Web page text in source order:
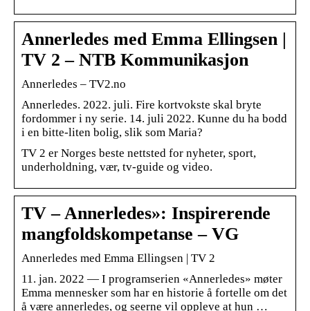
Annerledes med Emma Ellingsen |
TV 2 – NTB Kommunikasjon
Annerledes – TV2.no
Annerledes. 2022. juli. Fire kortvokste skal bryte
fordommer i ny serie. 14. juli 2022. Kunne du ha bodd
i en bitte-liten bolig, slik som Maria?
TV 2 er Norges beste nettsted for nyheter, sport,
underholdning, vær, tv-guide og video.
TV – Annerledes»: Inspirerende
mangfoldskompetanse – VG
Annerledes med Emma Ellingsen | TV 2
11. jan. 2022 — I programserien «Annerledes» møter
Emma mennesker som har en historie å fortelle om det
å være annerledes, og seerne vil oppleve at hun …